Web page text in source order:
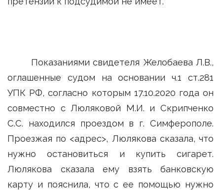
Показаниями свидетеля Желобаева Л.В.,
оглашенные судом на основании ч.1 ст.281
УПК РФ, согласно которым 17.10.2020 года он
совместно с Люляковой М.И. и Скрипченко
С.С. находился проездом в г. Симферополе.
Проезжая по <адрес>, Люлякова сказала, что
нужно остановиться и купить сигарет.
Люлякова сказала ему взять банковскую
карту и пояснила, что с ее помощью нужно